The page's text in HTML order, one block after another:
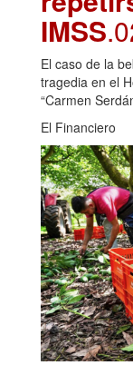
IMSS
El caso de la
tragedia en el
“Carmen
El Financiero